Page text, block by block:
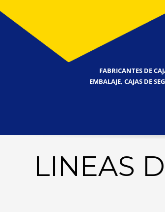
FABRICANTES DE
EMBALAJE, CAJAS DE
LINEAS